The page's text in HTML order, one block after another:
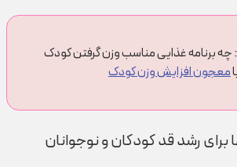
برنامه غذایی مناسب وزن گرفتن کودک
معجون افزایش وزن کودک
رشد قد کودکان و نوجوانان